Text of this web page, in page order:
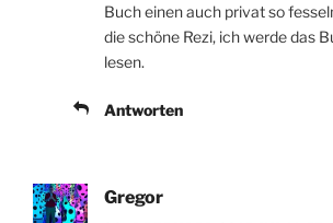
Buch einen auch privat so
die schöne Rezi, ich werde das
lesen.
Antworten
Gregor